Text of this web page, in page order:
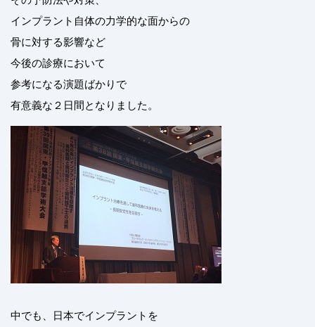
インプラント自体の力学的な面からの
骨に対する影響など
今後の診療において
参考になる演題ばかりで
有意義な２日間となりました。
中でも、日本でインプラントを